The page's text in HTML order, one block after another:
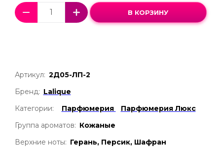
В КОРЗИНУ
Артикул: 2Д05-ЛП-2
Бренд: Lalique
Категории:
Парфюмерия
Парфюмерия Люкс
Группа ароматов: Кожаные
Верхние ноты: Герань, Персик, Шафран